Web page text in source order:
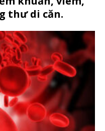
thư di căn.